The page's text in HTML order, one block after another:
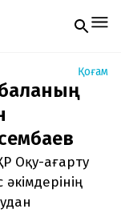
email
Қоғам
баланың
Оқу-ағарту